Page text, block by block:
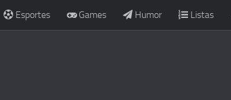
Esportes Games Humor Listas